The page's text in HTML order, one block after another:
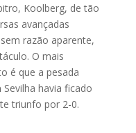
Koolberg, de tão
avançadas
razão aparente,
O mais
é que a pesada
havia ficado
triunfo por 2-0.